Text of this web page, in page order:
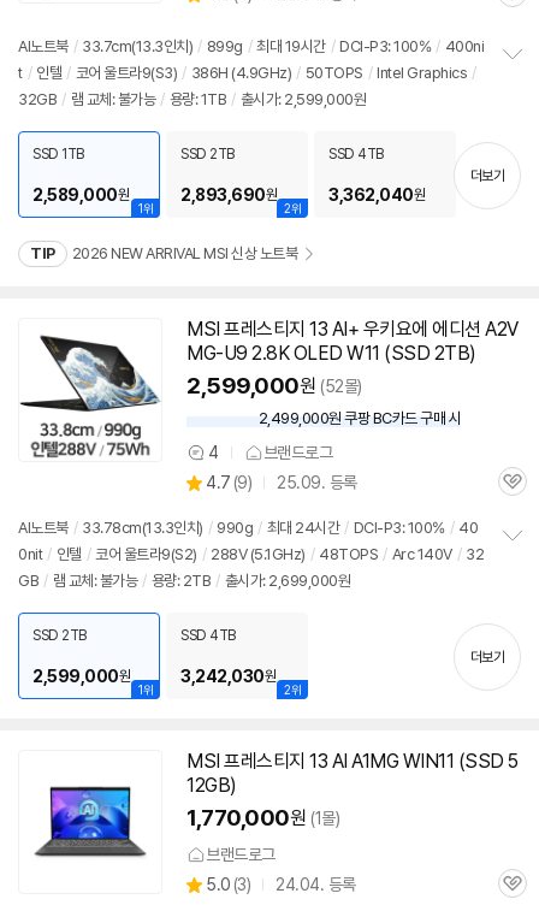
견
별
리
뷰
AI노트북 / 33.7cm(13.3인치 ) / 899g / 최대 19시간 / DCI-P3: 100% / 400ni
t / 인텔 / 코어 울트라9(S3) / 386H (4.9GHz) / 50TOPS / Intel Graphics /
32GB / 램 교체: 불가능 / 용량: 1TB / 출시가: 2,599,000원
기
1위
SSD 1TB
2,589,000원
2위
SSD 2TB
2,893,690원
SSD 4TB
3,362,040원
더보기
TIP 2026 NEW ARRIVAL MSI 신상 노트북
MSI 프레스티지 13 AI+ 우키요에 에디션 A2V
MG-U9 2.8K OLED W11 (SSD 2TB)
2,599,000원 (52몰)
우
할
인
2,499,000원 쿠팡 BC카드 구매 시
상
품
견
4 브랜드로그
별
점
4.7 (상
리
뷰
9) 25.09. 등록
관
AI노트북 / 33.78cm(13.3인치) / 990g / 최대 24시간 / DCI-P3: 100% / 40
0nit / 인텔 / 코어 울트라9(S2) / 288V (5.1GHz) / 48TOPS / Arc 140V / 32
GB / 램 교체: 불가능 / 용량: 2TB / 출시가: 2,699,000원
기
1위
SSD 2TB
2,599,000원
2위
SSD 4TB
3,242,030원
더보기
MSI 프레스티지 13 AI A1MG WIN11 (SSD 5
12GB)
1,770,000원 (1몰)
브랜드로그
별
5.0 (상
3) 24.04. 등록
관